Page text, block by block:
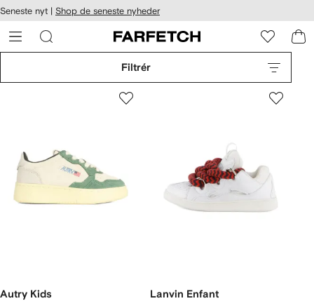
til
Seneste nyt | Shop de seneste nyheder
Filtrér
Autry Kids Lanvin Enfant